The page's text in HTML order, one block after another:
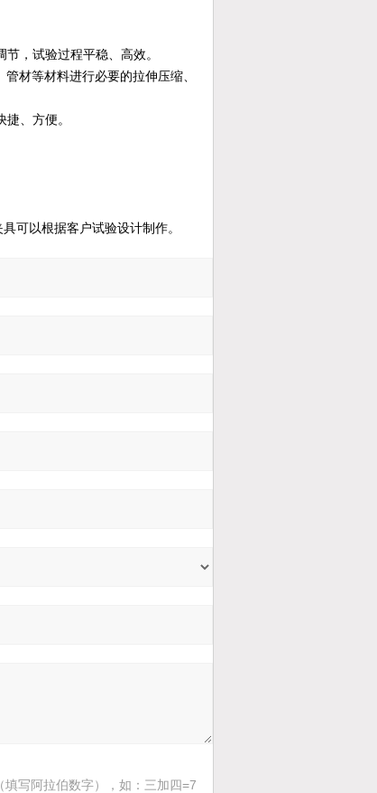
，试验过程平稳、高效。
材等材料进行必要的拉伸压缩、
、方便。
可以根据客户试验设计制作。
填写阿拉伯数字），如：三加四=7